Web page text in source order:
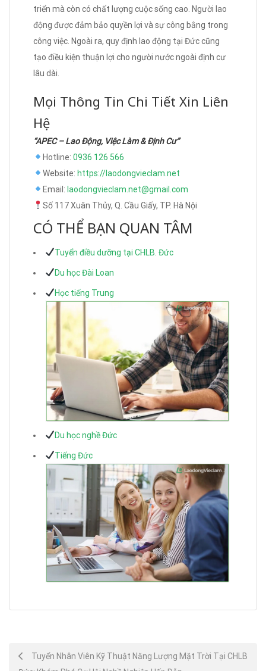
triển mà còn có chất lượng cuộc sống cao. Người lao
động được đảm bảo quyền lợi và sự công bằng trong
công việc. Ngoài ra, quy định lao động tại Đức cũng
tạo điều kiện thuận lợi cho người nước ngoài định cư
lâu dài.
Mọi Thông Tin Chi Tiết Xin Liên
Hệ
“APEC – Lao Động, Việc Làm & Định Cư”
Hotline: 0936 126 566
Website: https://laodongvieclam.net
Email: laodongvieclam.net@gmail.com
Số 117 Xuân Thủy, Q. Cầu Giấy, TP. Hà Nội
CÓ THỂ BẠN QUAN TÂM
Tuyển điều dưỡng tại CHLB. Đức
Du học Đài Loan
Học tiếng Trung
Du học nghề Đức
Tiếng Đức
PostTuyển Nhân Viên Kỹ Thuật Năng Lượng Mặt Trời Tại CHLB